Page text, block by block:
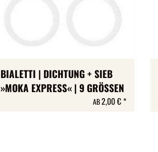
BIALETTI | DICHTUNG + SIEB
»MOKA EXPRESS« | 9 GRÖSSEN
AB2,00 € *